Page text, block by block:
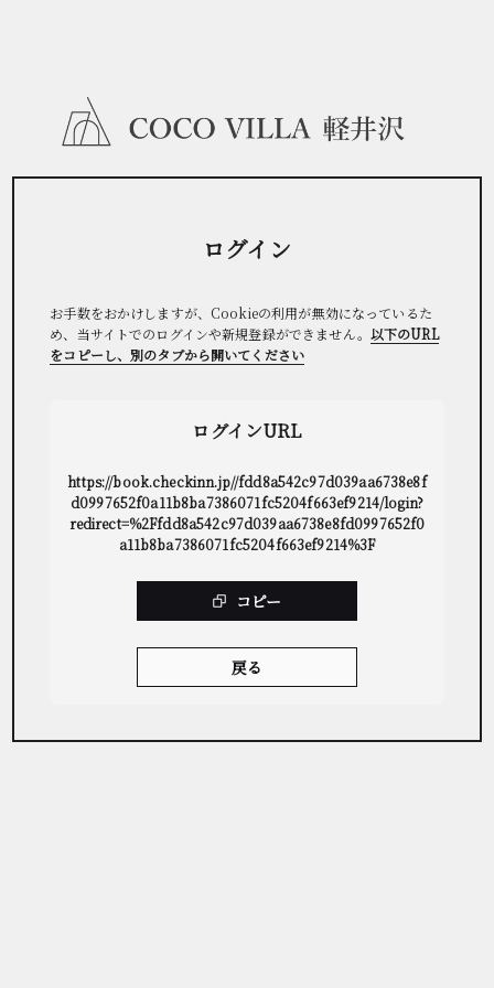
ログイン
お手数をおかけしますが、Cookieの利用が無効になっているた
め、当サイトでのログインや新規登録ができません。 以下のURL
をコピーし、別のタブから開いてください
ログインURL
https://book.checkinn.jp//fdd8a542c97d039aa6738e8f
d0997652f0a11b8ba7386071fc5204f663ef9214/login?
redirect=%2Ffdd8a542c97d039aa6738e8fd0997652f0
a11b8ba7386071fc5204f663ef9214%3F
コピー
戻る